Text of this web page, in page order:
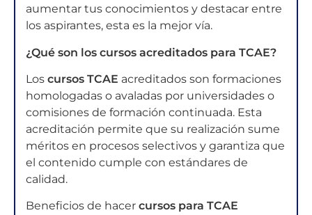
aumentar tus conocimientos y destacar entre
los aspirantes, esta es la mejor vía.
¿Qué son los cursos acreditados para TCAE?
Los cursos TCAE acreditados son formaciones
homologadas o avaladas por universidades o
comisiones de formación continuada. Esta
acreditación permite que su realización sume
méritos en procesos selectivos y garantiza que
el contenido cumple con estándares de
calidad.
Beneficios de hacer cursos para TCAE